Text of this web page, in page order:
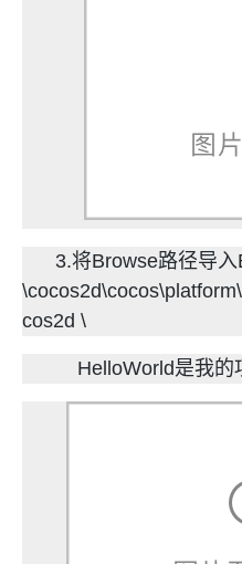
3.将Browse路径导入
cos2d \
HelloWorld是我的项